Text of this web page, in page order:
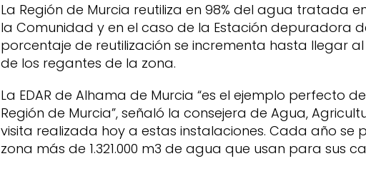
La Región de Murcia reutiliza en 98% del agua tratada
la Comunidad y en el caso de la Estación depuradora
porcentaje de reutilización se incrementa hasta llegar
de los regantes de la zona.
La EDAR de Alhama de Murcia “es el ejemplo perfecto
Región de Murcia”, señaló la consejera de Agua,
visita realizada hoy a estas instalaciones. Cada año se
zona más de 1.321.000 m3 de agua que usan para sus